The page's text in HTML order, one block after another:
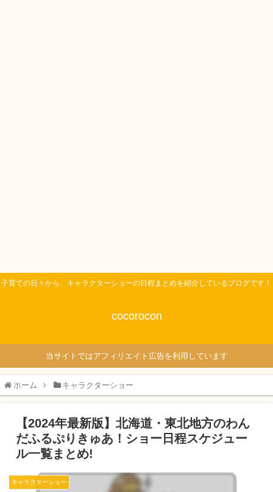
子育ての日々から、キャラクターショーの日程まとめを紹介しているブログです！
cocorocon
当サイトではアフィリエイト広告を利用しています
ホーム キャラクターショー
【2024年最新版】北海道・東北地方のわん
だふるぷりきゅあ！ショー日程スケジュー
ル一覧まとめ!
キャラクターショー